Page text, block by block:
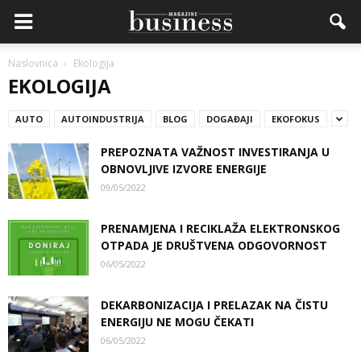
Naslovnica Ekologija
EKOLOGIJA
AUTO AUTOINDUSTRIJA BLOG DOGAĐAJI EKOFOKUS
PREPOZNATA VAŽNOST INVESTIRANJA U
OBNOVLJIVE IZVORE ENERGIJE
09/05/2022
PRENAMJENA I RECIKLAŽA ELEKTRONSKOG
OTPADA JE DRUŠTVENA ODGOVORNOST
06/05/2022
DEKARBONIZACIJA I PRELAZAK NA ČISTU
ENERGIJU NE MOGU ČEKATI
06/05/2022